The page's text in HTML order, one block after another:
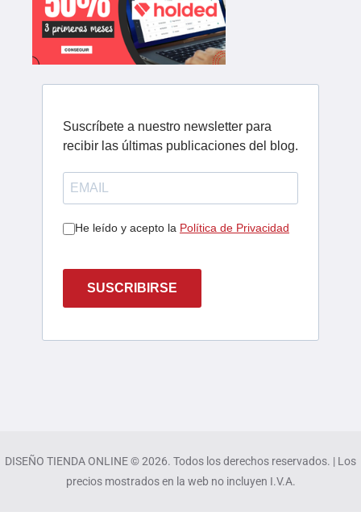
Suscríbete a nuestro newsletter para
recibir las últimas publicaciones del blog.
He leído y acepto la Política de Privacidad
SUSCRIBIRSE
DISEÑO TIENDA ONLINE © 2026. Todos los derechos reservados. | Los
precios mostrados en la web no incluyen I.V.A.